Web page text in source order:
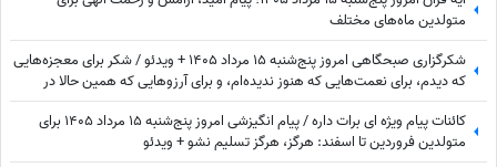
متولدین ماه‌های مختلف
شکرگزاری صبحگاهی امروز پنج‌شنبه 15 مرداد 1405 + ویدئو / شکر برای معجزه‌هایی
که دیدم، برای نعمت‌هایی که هنوز ندیده‌ام، و برای آرزوهایی که همین حالا در
مسیر رسیدن به من هستند
کائنات پیام ویژه ای برات داره / پیام انگیزشی امروز پنج‌شنبه 15 مرداد 1405 برای
متولدین فروردین تا اسفند: هرگز، هرگز تسلیم نشو + ویدئو